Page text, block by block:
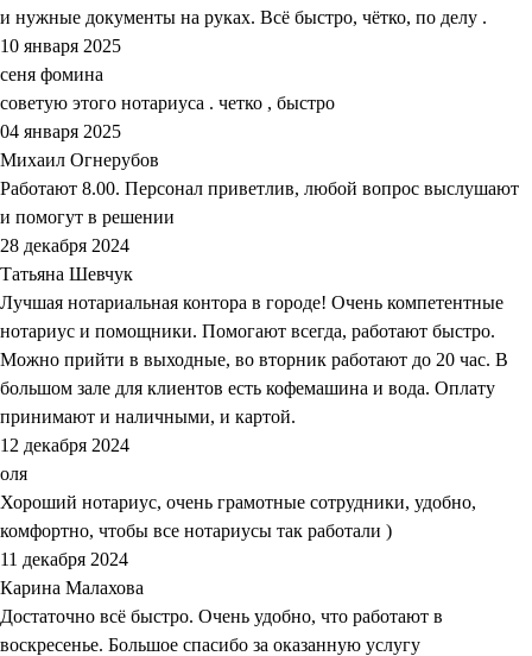
и нужные документы на руках. Всё быстро, чётко, по делу .
10 января 2025
сеня фомина
советую этого нотариуса . четко , быстро
04 января 2025
Михаил Огнерубов
Работают 8.00. Персонал приветлив, любой вопрос выслушают
и помогут в решении
28 декабря 2024
Татьяна Шевчук
Лучшая нотариальная контора в городе! Очень компетентные
нотариус и помощники. Помогают всегда, работают быстро.
Можно прийти в выходные, во вторник работают до 20 час. В
большом зале для клиентов есть кофемашина и вода. Оплату
принимают и наличными, и картой.
12 декабря 2024
оля
Хороший нотариус, очень грамотные сотрудники, удобно,
комфортно, чтобы все нотариусы так работали )
11 декабря 2024
Карина Малахова
Достаточно всё быстро. Очень удобно, что работают в
воскресенье. Большое спасибо за оказанную услугу